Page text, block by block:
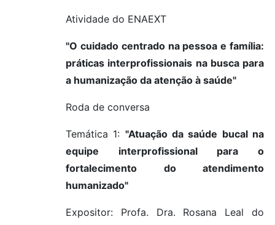
Atividade do ENAEXT
"O cuidado centrado na pessoa e família:
práticas interprofissionais na busca para
a humanização da atenção à saúde"
Roda de conversa
Temática 1: "Atuação da saúde bucal na
equipe interprofissional para o
fortalecimento do atendimento
humanizado"
Expositor: Profa. Dra. Rosana Leal do